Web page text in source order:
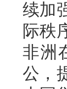
续加
际秩
非洲
公，